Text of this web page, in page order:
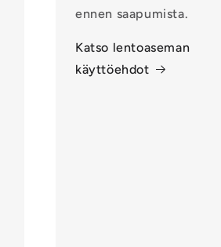
ennen saapumista.
Katso lentoaseman
käyttöehdot